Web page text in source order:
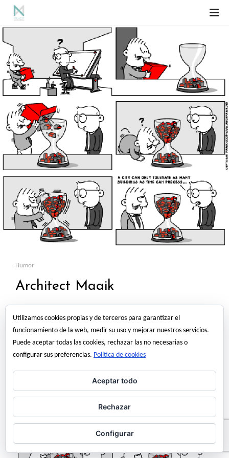
Humor
Architect Maaik
Utilizamos cookies propias y de terceros para garantizar el
funcionamiento de la web, medir su uso y mejorar nuestros servicios.
Puede aceptar todas las cookies, rechazar las no necesarias o
configurar sus preferencias. Política de cookies
Aceptar todo
Rechazar
Configurar